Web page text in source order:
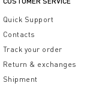
di esprimere
Quick Support
Contacts
Track your order
Return & exchanges
Shipment